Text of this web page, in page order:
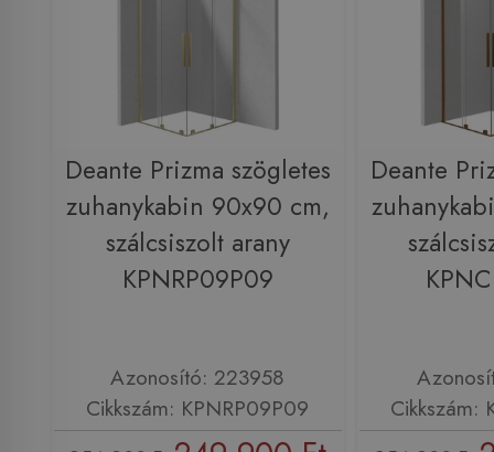
Deante Prizma szögletes
zuhanykabin 90x90 cm,
szálcsiszolt arany
KPNRP09P09
Azonosító: 223958
Cikkszám: KPNRP09P09
Deante
Cikkszám: